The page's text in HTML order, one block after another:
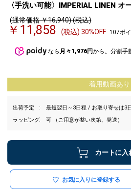
〈手洗い可能〉IMPERIAL LINEN オ
(通常価格 ￥16,940) (税込)
￥11,858 (税込) 30%OFF 107ポ
なら 月々1,976円から。分割手
着用動画あり
出荷予定
最短翌日～3日程 / お取り寄せは3
ラッピング
可 （ご用意が整い次第、発送）
カートに入
お気に入りに登録する